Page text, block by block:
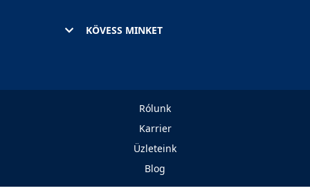
KÖVESS MINKET
Rólunk
Karrier
Üzleteink
Blog